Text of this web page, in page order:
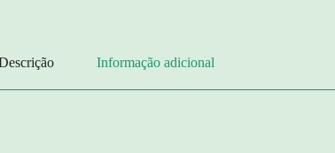
Informação adicional